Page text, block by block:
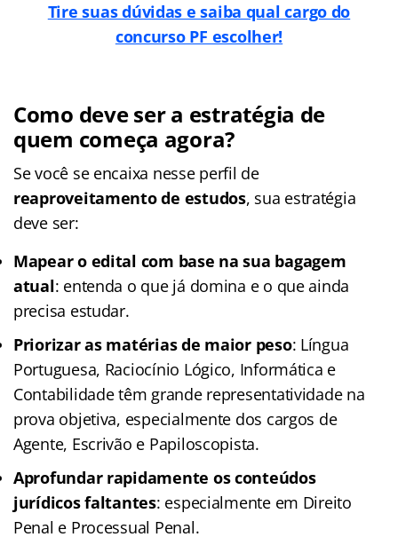
Tire suas dúvidas e saiba qual cargo do
concurso PF escolher!
Como deve ser a estratégia de
quem começa agora?
Se você se encaixa nesse perfil de
reaproveitamento de estudos, sua estratégia
deve ser:
Mapear o edital com base na sua bagagem
atual: entenda o que já domina e o que ainda
precisa estudar.
Priorizar as matérias de maior peso: Língua
Portuguesa, Raciocínio Lógico, Informática e
Contabilidade têm grande representatividade na
prova objetiva, especialmente dos cargos de
Agente, Escrivão e Papiloscopista.
Aprofundar rapidamente os conteúdos
jurídicos faltantes: especialmente em Direito
Penal e Processual Penal.